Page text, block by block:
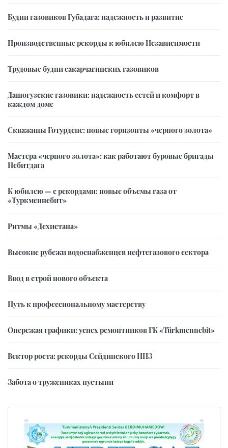
Будни газовиков Губадага: надежность и развитие
Производственные рекорды к юбилею Независимости
Трудовые будни сакарчагинских газовиков
Дашогузские газовики: надежность сетей и комфорт в
каждом доме
Скважины Готурдепе: новые горизонты «черного золота»
Мастера «черного золота»: как работают буровые бригады
Небитдага
К юбилею — с рекордами: новые объемы газа от
«Туркменнебит»
Ритмы «Дехистана»
Высокие рубежи водоснабженцев нефтегазового сектора
Ввод в строй нового объекта
Путь к профессиональному мастерству
Опережая графики: успех ремонтников ГК «Türkmennebit»
Вектор роста: рекорды Сейдинского НПЗ
Забота о тружениках пустыни